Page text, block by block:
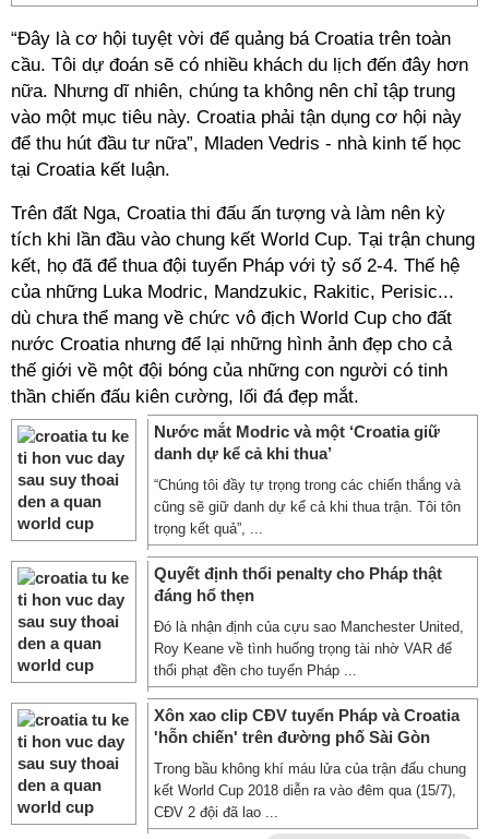
“Đây là cơ hội tuyệt vời để quảng bá Croatia trên toàn
cầu. Tôi dự đoán sẽ có nhiều khách du lịch đến đây hơn
nữa. Nhưng dĩ nhiên, chúng ta không nên chỉ tập trung
vào một mục tiêu này. Croatia phải tận dụng cơ hội này
để thu hút đầu tư nữa”, Mladen Vedris - nhà kinh tế học
tại Croatia kết luận.
Trên đất Nga, Croatia thi đấu ấn tượng và làm nên kỳ
tích khi lần đầu vào chung kết World Cup. Tại trận chung
kết, họ đã để thua đội tuyển Pháp với tỷ số 2-4. Thế hệ
của những Luka Modric, Mandzukic, Rakitic, Perisic...
dù chưa thể mang về chức vô địch World Cup cho đất
nước Croatia nhưng để lại những hình ảnh đẹp cho cả
thế giới về một đội bóng của những con người có tinh
thần chiến đấu kiên cường, lối đá đẹp mắt.
Nước mắt Modric và một ‘Croatia giữ
danh dự kể cả khi thua’
“Chúng tôi đầy tự trọng trong các chiến thắng và
cũng sẽ giữ danh dự kể cả khi thua trận. Tôi tôn
trọng kết quả”, ...
Quyết định thổi penalty cho Pháp thật
đáng hổ thẹn
Đó là nhận định của cựu sao Manchester United,
Roy Keane về tình huống trọng tài nhờ VAR để
thổi phạt đền cho tuyển Pháp ...
Xôn xao clip CĐV tuyển Pháp và Croatia
'hỗn chiến' trên đường phố Sài Gòn
Trong bầu không khí máu lửa của trận đấu chung
kết World Cup 2018 diễn ra vào đêm qua (15/7),
CĐV 2 đội đã lao ...